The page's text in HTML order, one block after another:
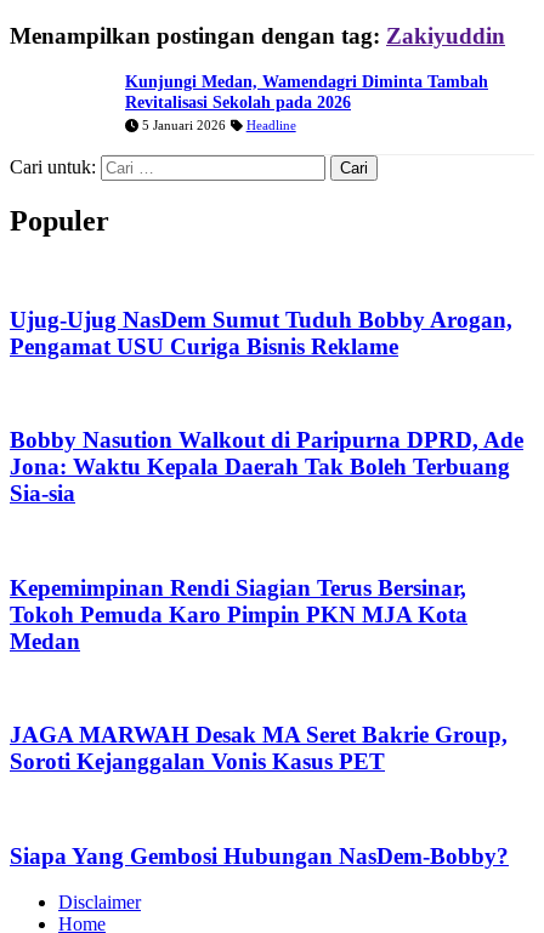
Menampilkan postingan dengan tag: Zakiyuddin
Kunjungi Medan, Wamendagri Diminta Tambah
Revitalisasi Sekolah pada 2026
5 Januari 2026 Headline
Cari untuk:
Populer
Ujug-Ujug NasDem Sumut Tuduh Bobby Arogan,
Pengamat USU Curiga Bisnis Reklame
Bobby Nasution Walkout di Paripurna DPRD, Ade
Jona: Waktu Kepala Daerah Tak Boleh Terbuang
Sia-sia
Kepemimpinan Rendi Siagian Terus Bersinar,
Tokoh Pemuda Karo Pimpin PKN MJA Kota
Medan
JAGA MARWAH Desak MA Seret Bakrie Group,
Soroti Kejanggalan Vonis Kasus PET
Siapa Yang Gembosi Hubungan NasDem-Bobby?
Disclaimer
Home